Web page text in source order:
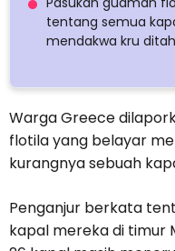
tentang semua
mendakwa kru
Warga Greece
flotila yang belayar
kurangnya sebuah
Penganjur berkata
kapal mereka di timur